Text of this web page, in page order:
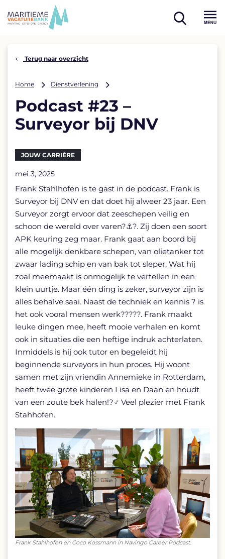
open
Terug naar overzicht
Home Dienstverlening
–
Surveyor
DNV
Podcast #23 –
Surveyor bij DNV
JOUW CARRIÈRE
mei 3, 2025
Frank Stahlhofen is te gast in de podcast. Frank is
Surveyor bij DNV en dat doet hij alweer 23 jaar. Een
Surveyor zorgt ervoor dat zeeschepen veilig en
schoon de wereld over varen?⚓?. Zij doen een soort
APK keuring zeg maar. Frank gaat aan boord bij
alle mogelijk denkbare schepen, van olietanker tot
zwaar lading schip en van bak tot sleper. Wat hij
zoal meemaakt is onmogelijk te vertellen in een
klein uurtje. Maar één ding is zeker, surveyor zijn is
alles behalve saai. Naast de techniek en kennis ? is
het ook vooral mensen werk??‍?‍??. Frank maakt
leuke dingen mee, heeft mooie verhalen en komt
ook in situaties die een heftige indruk achterlaten.
Inmiddels is hij ook tutor en begeleidt hij
beginnende surveyors in hun proces. Hij woont
samen met zijn vriendin Annemieke in Rotterdam,
heeft twee grote kinderen Lisa en Daan en houdt
van een zoute bek halen!?‍♂️ Veel plezier met Frank
Stahhofen.
Frank Stahlhofen en Coco Kossmann in Navingo Career Podcast.